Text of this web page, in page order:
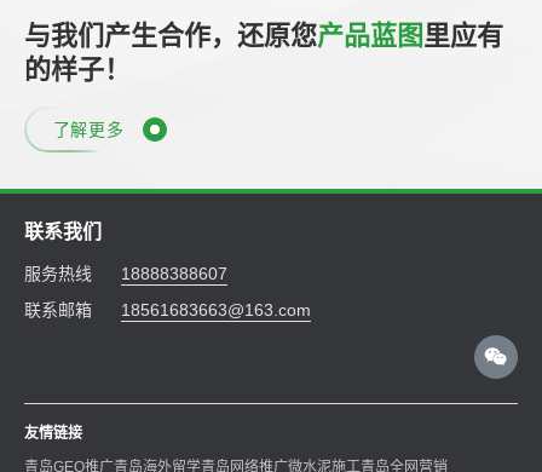
与我们产生合作，还原您产品蓝图里应有
的样子！
了解更多
联系我们
服务热线
18888388607
联系邮箱
18561683663@163.com
友情链接
青岛GEO推广青岛海外留学青岛网络推广微水泥施工青岛全网营销